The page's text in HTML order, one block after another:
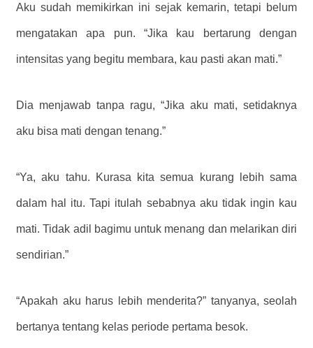
Aku sudah memikirkan ini sejak kemarin, tetapi belum
mengatakan apa pun. “Jika kau bertarung dengan
intensitas yang begitu membara, kau pasti akan mati.”
Dia menjawab tanpa ragu, “Jika aku mati, setidaknya
aku bisa mati dengan tenang.”
“Ya, aku tahu. Kurasa kita semua kurang lebih sama
dalam hal itu. Tapi itulah sebabnya aku tidak ingin kau
mati. Tidak adil bagimu untuk menang dan melarikan diri
sendirian.”
“Apakah aku harus lebih menderita?” tanyanya, seolah
bertanya tentang kelas periode pertama besok.